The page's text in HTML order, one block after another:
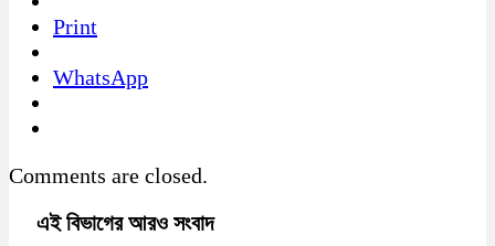
Print
WhatsApp
Comments are closed.
এই বিভাগের আরও সংবাদ